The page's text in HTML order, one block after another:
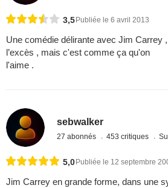
3,5Publiée le 6 avril 2013
Une comédie délirante avec Jim Carrey
l’excès , mais c'est comme ça qu'on
l'aime .
sebwalker
27 abonnés 453 critiques
5,0 Publiée le 12 septembre
Jim Carrey en grande forme, dans une